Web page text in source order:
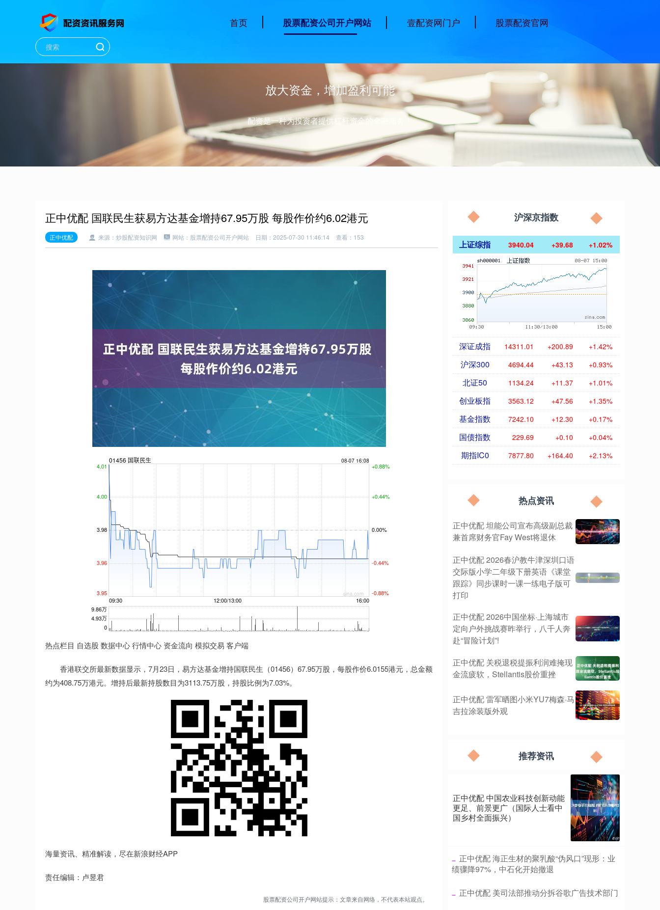
首页 股票配资公司开户网站 壹配资网门户 股票配资官网
放大资金，增加盈利可能
配资是一种为投资者提供杠杆资金的金融服务！
正中优配 国联民生获易方达基金增持67.95万股 每股作价约6.02港元
正中优配 来源：炒股配资知识网 网站：股票配资公司开户网站 日期：2025-07-30 11:46:14 查看：153
热点栏目 自选股 数据中心 行情中心 资金流向 模拟交易 客户端
香港联交所最新数据显示，7月23日，易方达基金增持国联民生（01456）67.95万股，每股作价6.0155港元，总金额
约为408.75万港元。增持后最新持股数目为3113.75万股，持股比例为7.03%。
海量资讯、精准解读，尽在新浪财经APP
责任编辑：卢昱君
股票配资公司开户网站提示：文章来自网络，不代表本站观点。
沪深京指数
上证综指 3940.04 +39.68 +1.02%
深证成指 14311.01 +200.89 +1.42%
沪深300 4694.44 +43.13 +0.93%
北证50 1134.24 +11.37 +1.01%
创业板指 3563.12 +47.56 +1.35%
基金指数 7242.10 +12.30 +0.17%
国债指数 229.69 +0.10 +0.04%
期指IC0 7877.80 +164.40 +2.13%
热点资讯
正中优配 坦能公司宣布高级副总裁
兼首席财务官Fay West将退休
正中优配 2026春沪教牛津深圳口语
交际版小学二年级下册英语《课堂
跟踪》同步课时一课一练电子版可
打印
正中优配 2026中国坐标·上海城市
定向户外挑战赛昨举行，八千人奔
赴“冒险计划”!
正中优配 关税退税提振利润难掩现
金流疲软，Stellantis股价重挫
正中优配 雷军晒图小米YU7梅森·马
吉拉涂装版外观
推荐资讯
正中优配 中国农业科技创新动能
更足、前景更广（国际人士看中
国乡村全面振兴）
​正中优配 海正生材的聚乳酸“伪风口”现形：业
绩骤降97%，中石化开始撤退
​正中优配 美司法部推动分拆谷歌广告技术部门